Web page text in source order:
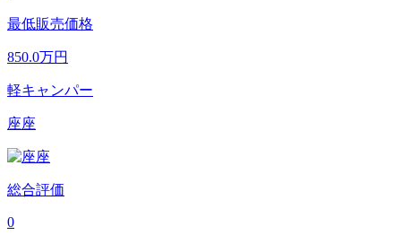
最低販売価格
850.0万円
軽キャンパー
座座
総合評価
0